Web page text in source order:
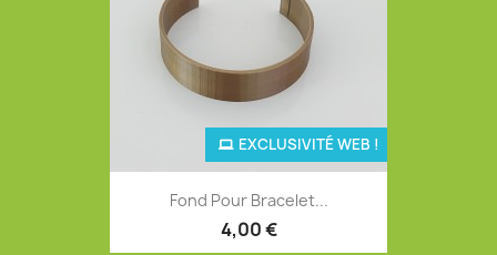
Fond Pour Bracelet...
4,00 €
EXCLUSIVITÉ WEB !